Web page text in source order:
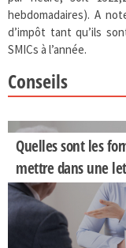
hebdomadaires). A
d’impôt tant qu’ils
SMICs à l’année.
Conseils
Quelles sont les
mettre dans une